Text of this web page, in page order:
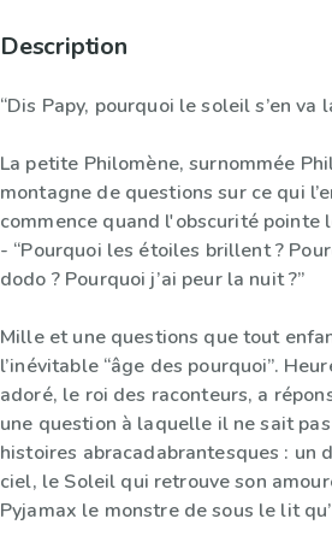
Description
“Dis Papy, pourquoi le soleil s’en va
La petite Philomène, surnommée
montagne de questions sur ce qui
commence quand l'obscurité pointe
- “Pourquoi les étoiles brillent ?
dodo ? Pourquoi j’ai peur la nuit ?”
Mille et une questions que tout
l’inévitable “âge des pourquoi”.
adoré, le roi des raconteurs, a
une question à laquelle il ne sait
histoires abracadabrantesques : un
ciel, le Soleil qui retrouve son
Pyjamax le monstre de sous le lit